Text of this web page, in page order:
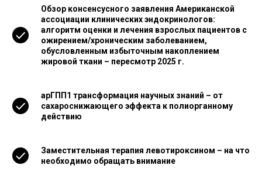
Обзор консенсусного заявления Американской
ассоциации клинических эндокринологов:
алгоритм оценки и лечения взрослых пациентов с
ожирением/хроническим заболеванием,
обусловленным избыточным накоплением
жировой ткани – пересмотр 2025 г.
арГПП1 трансформация научных знаний – от
сахароснижающего эффекта к полиорганному
действию
Заместительная терапия левотироксином – на что
необходимо обращать внимание